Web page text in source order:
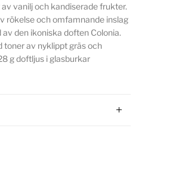
vanilj och kandiserade frukter.
rökelse och omfamnande inslag
den ikoniska doften Colonia.
toner av nyklippt gräs och
g doftljus i glasburkar